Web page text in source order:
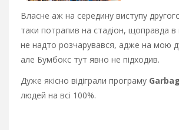
Власне аж на середину виступу
таки потрапив на стадіон, щоправда
не надто розчарувався, адже на мою
але Бумбокс тут явно не підходив.
Дуже якісно відіграли програму
людей на всі 100%.